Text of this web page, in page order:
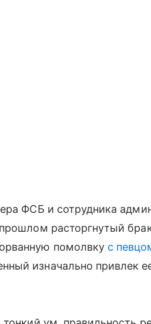
ФСБ и сотрудника
расторгнутый
помолвку с
изначально привлек